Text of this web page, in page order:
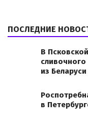
ПОСЛЕДНИЕ
В
из Беларуси
в